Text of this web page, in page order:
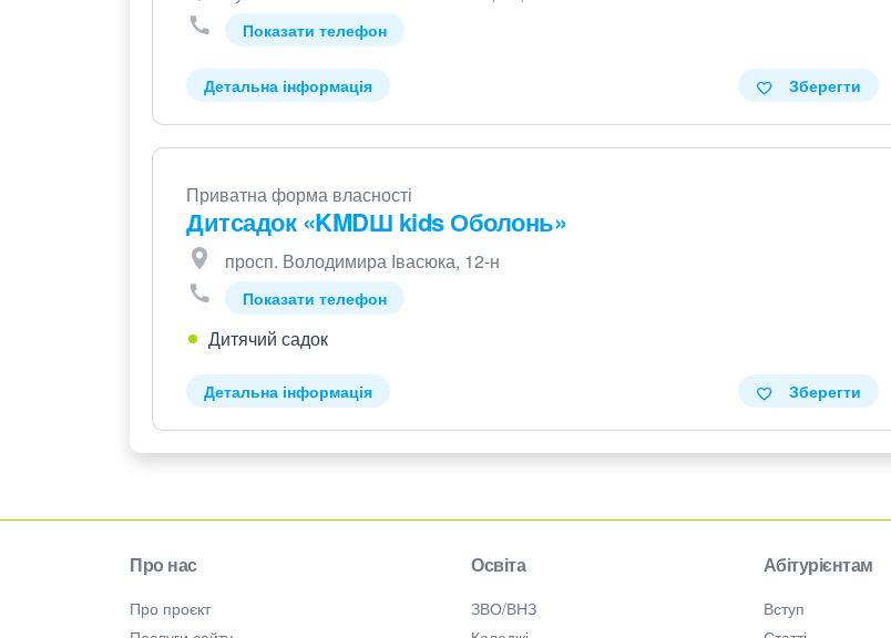
Показати телефон
Детальна інформація Зберегти
Приватна форма власності
Дитсадок «KMDШ kids Оболонь»
просп. Володимира Івасюка, 12-н
Показати телефон
Дитячий садок
Детальна інформація Зберегти
Про нас
Про проєкт
Освіта
ЗВО/ВНЗ
Абітурієнтам
Вступ